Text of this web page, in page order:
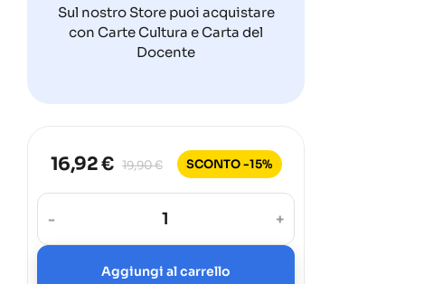
Sul nostro Store puoi acquistare
con Carte Cultura e Carta del
Docente
16,92 € 19,90 € SCONTO -15%
- +
Aggiungi al carrello